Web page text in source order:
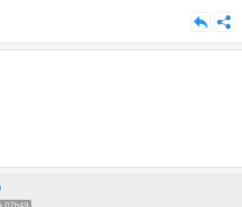
07h49